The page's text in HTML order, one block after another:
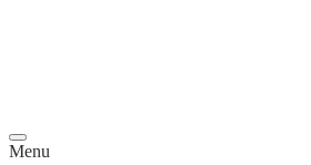
Menu